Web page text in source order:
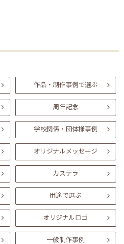
作品・制作事例で選ぶ
周年記念
学校関係・団体様事例
オリジナルメッセージ
カステラ
用途で選ぶ
オリジナルロゴ
一般制作事例